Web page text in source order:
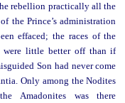
rebellion practically all the
the Prince’s administration
effaced; the races of the
were little better off than if
Son had never come
Only among the Nodites
Amadonites was there